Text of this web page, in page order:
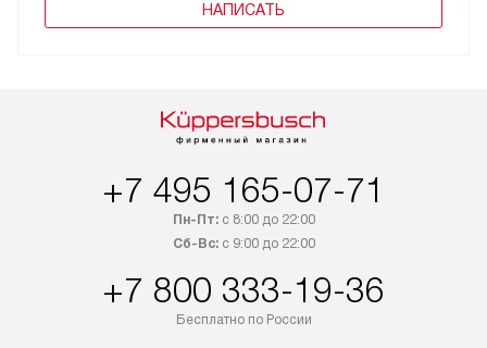
НАПИСАТЬ
+7 495 165-07-71
Пн-Пт:с 8:00 до 22:00
Сб-Вс:с 9:00 до 22:00
+7 800 333-19-36
Бесплатно по России